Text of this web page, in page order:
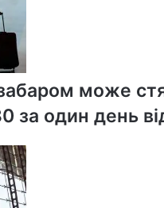
може
за один день